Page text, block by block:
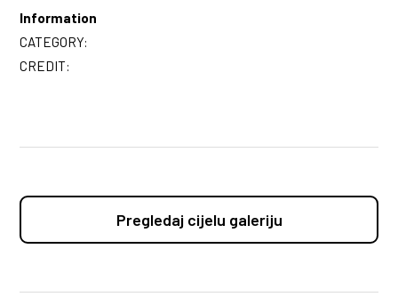
Information
CATEGORY:
CREDIT:
Pregledaj cijelu galeriju